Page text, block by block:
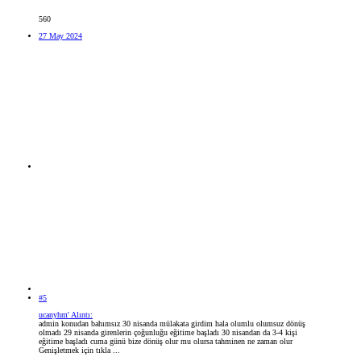
560
27 May 2024
#5
ucanyhm' Alıntı:
admin konudan bahımsız 30 nisanda mülakata girdim hala olumlu olumsuz dönüş
olmadı 29 nisanda girenlerin çoğunluğu eğitime başladı 30 nisandan da 3-4 kişi
eğitime başladı cuma günü bize dönüş olur mu olursa tahminen ne zaman olur
Genişletmek için tıkla ...